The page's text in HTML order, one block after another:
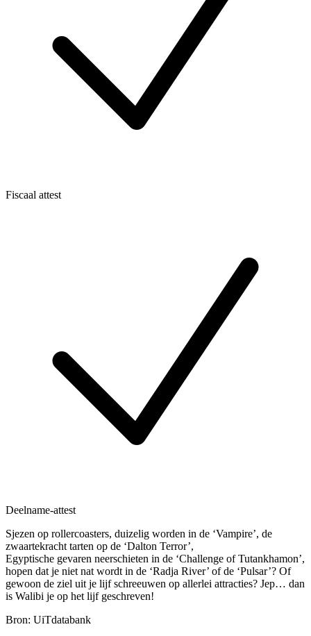
Fiscaal attest
Deelname-attest
Sjezen op rollercoasters, duizelig worden in de ‘Vampire’, de
zwaartekracht tarten op de ‘Dalton Terror’,
Egyptische gevaren neerschieten in de ‘Challenge of Tutankhamon’,
hopen dat je niet nat wordt in de ‘Radja River’ of de ‘Pulsar’? Of
gewoon de ziel uit je lijf schreeuwen op allerlei attracties? Jep… dan
is Walibi je op het lijf geschreven!
Bron: UiTdatabank